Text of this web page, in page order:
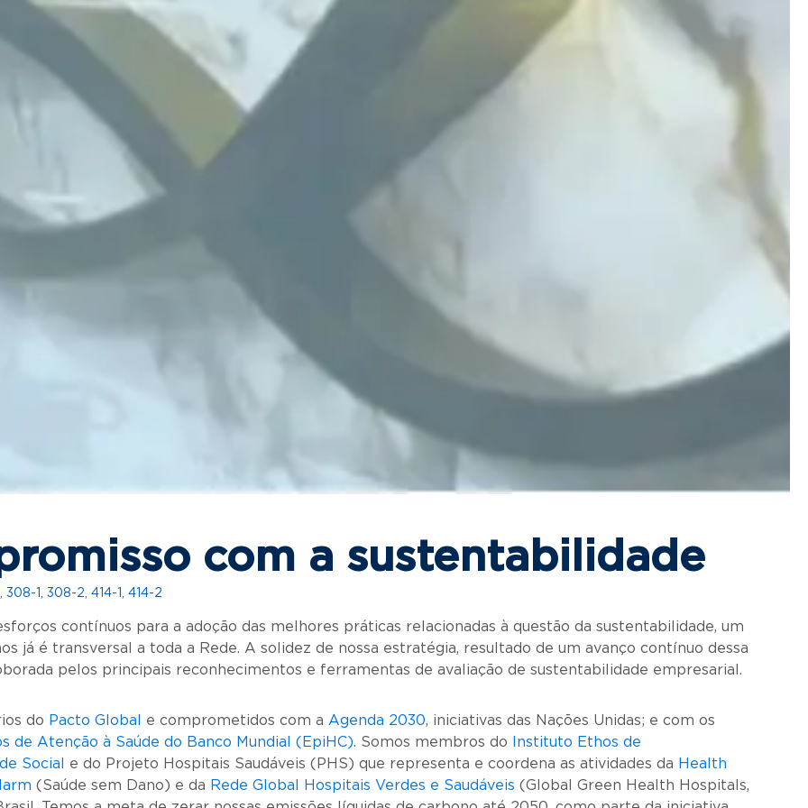
com a sustentabilidade
1, 308-2, 414-1, 414-2
contínuos para a adoção das melhores práticas relacionadas à questão da sustentabilidade, um
já é transversal a toda a Rede. A solidez de nossa estratégia, resultado de um avanço contínuo dessa
pelos principais reconhecimentos e ferramentas de avaliação de sustentabilidade empresarial.
do Pacto Global e comprometidos com a Agenda 2030, iniciativas das Nações Unidas; e com os
de Atenção à Saúde do Banco Mundial (EpiHC). Somos membros do
Instituto Ethos de
Social
e do Projeto Hospitais Saudáveis (PHS) que representa e coordena as atividades da Health
(Saúde sem Dano) e da Rede Global Hospitais Verdes e Saudáveis (Global Green Health Hospitals,